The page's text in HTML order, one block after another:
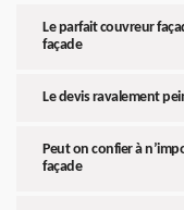
Le parfait couvreur
façade
Le devis ravalement
Peut on confier à
façade